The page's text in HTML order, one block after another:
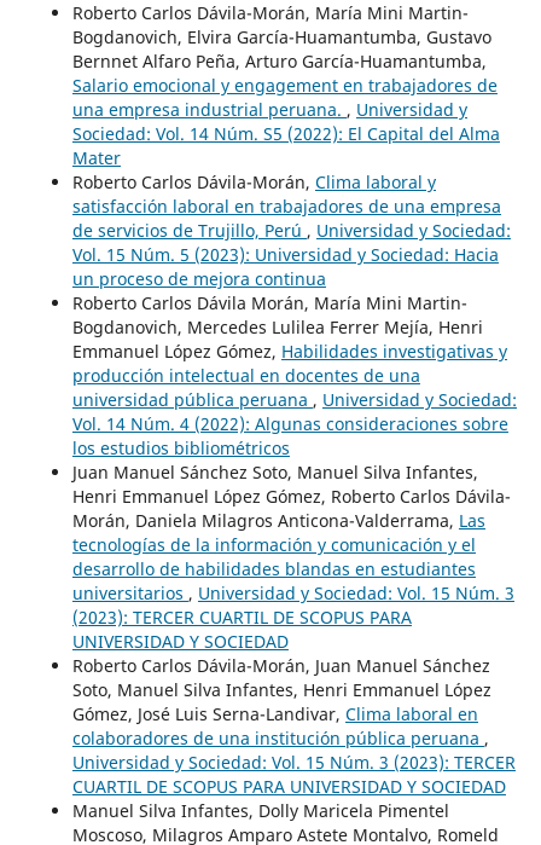
Roberto Carlos Dávila-Morán, María Mini Martin-
Bogdanovich, Elvira García-Huamantumba, Gustavo
Bernnet Alfaro Peña, Arturo García-Huamantumba,
Salario emocional y engagement en trabajadores de
una empresa industrial peruana. , Universidad y
Sociedad: Vol. 14 Núm. S5 (2022): El Capital del Alma
Mater
Roberto Carlos Dávila-Morán, Clima laboral y
satisfacción laboral en trabajadores de una empresa
de servicios de Trujillo, Perú , Universidad y Sociedad:
Vol. 15 Núm. 5 (2023): Universidad y Sociedad: Hacia
un proceso de mejora continua
Roberto Carlos Dávila Morán, María Mini Martin-
Bogdanovich, Mercedes Lulilea Ferrer Mejía, Henri
Emmanuel López Gómez, Habilidades investigativas y
producción intelectual en docentes de una
universidad pública peruana , Universidad y Sociedad:
Vol. 14 Núm. 4 (2022): Algunas consideraciones sobre
los estudios bibliométricos
Juan Manuel Sánchez Soto, Manuel Silva Infantes,
Henri Emmanuel López Gómez, Roberto Carlos Dávila-
Morán, Daniela Milagros Anticona-Valderrama, Las
tecnologías de la información y comunicación y el
desarrollo de habilidades blandas en estudiantes
universitarios , Universidad y Sociedad: Vol. 15 Núm. 3
(2023): TERCER CUARTIL DE SCOPUS PARA
UNIVERSIDAD Y SOCIEDAD
Roberto Carlos Dávila-Morán, Juan Manuel Sánchez
Soto, Manuel Silva Infantes, Henri Emmanuel López
Gómez, José Luis Serna-Landivar, Clima laboral en
colaboradores de una institución pública peruana ,
Universidad y Sociedad: Vol. 15 Núm. 3 (2023): TERCER
CUARTIL DE SCOPUS PARA UNIVERSIDAD Y SOCIEDAD
Manuel Silva Infantes, Dolly Maricela Pimentel
Moscoso, Milagros Amparo Astete Montalvo, Romeld